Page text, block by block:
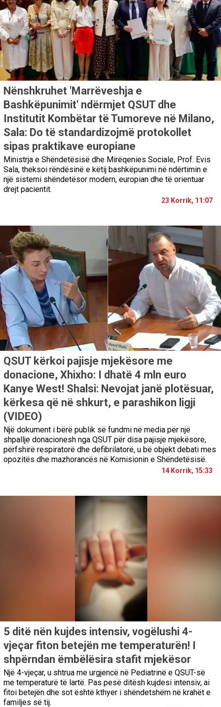
Nënshkruhet 'Marrëveshja e
Bashkëpunimit' ndërmjet QSUT dhe
Institutit Kombëtar të Tumoreve në Milano,
Sala: Do të standardizojmë protokollet
sipas praktikave europiane
Ministrja e Shëndetësisë dhe Mirëqenies Sociale, Prof. Evis
Sala, theksoi rëndësinë e këtij bashkëpunimi në ndërtimin e
një sistemi shëndetësor modern, europian dhe të orientuar
drejt pacientit.
23 Korrik, 11:07
QSUT kërkoi pajisje mjekësore me
donacione, Xhixho: I dhatë 4 mln euro
Kanye West! Shalsi: Nevojat janë plotësuar,
kërkesa që në shkurt, e parashikon ligji
(VIDEO)
Një dokument i bërë publik së fundmi në media për një
shpallje donacionesh nga QSUT për disa pajisje mjekësore,
përfshirë respiratorë dhe defibrilatorë, u bë objekt debati mes
opozitës dhe mazhorancës në Komisionin e Shëndetësisë.
14 Korrik, 15:33
5 ditë nën kujdes intensiv, vogëlushi 4-
vjeçar fiton betejën me temperaturën! I
shpërndan ëmbëlësira stafit mjekësor
Një 4-vjeçar, u shtrua me urgjencë në Pediatrinë e QSUT-së
me temperaturë të lartë. Pas pesë ditësh kujdesi intensiv, ai
fitoi betejën dhe sot është kthyer i shëndetshëm në krahët e
familjes së tij.